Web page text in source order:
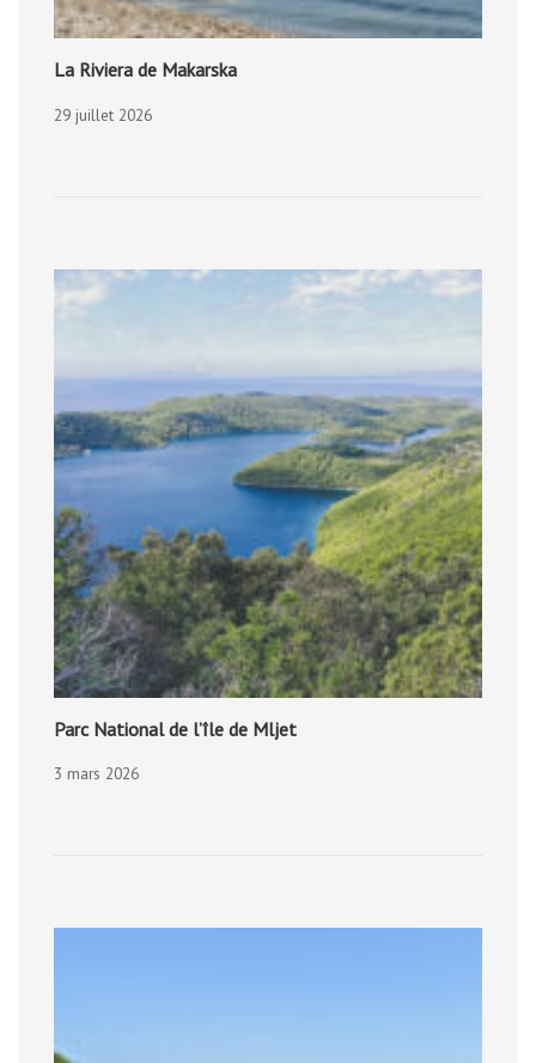
La Riviera de Makarska
29 juillet 2026
Parc National de l’île de Mljet
3 mars 2026